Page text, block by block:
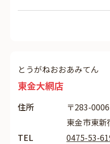
とうがねおおあみてん
東金大網店
住所
〒283-0006
東金市東
TEL
0475-53-